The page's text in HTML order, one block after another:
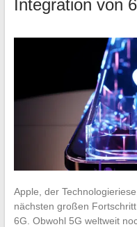
Integration von
Apple, der
nächsten großen
6G. Obwohl 5G weltweit